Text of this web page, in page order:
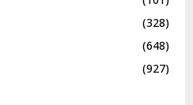
(328)
(648)
(927)